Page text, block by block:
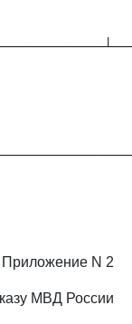
Приложение N 2
МВД России